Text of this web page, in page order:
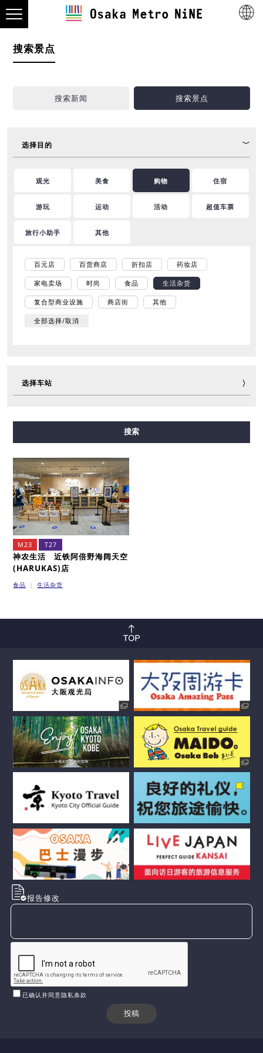
搜索景点
搜索新闻 搜索景点
选择目的
观光 美食 购物 住宿
游玩 运动 活动 超值车票
旅行小助手 其他
百元店 百货商店 折扣店 药妆店
家电卖场 时尚 食品 生活杂货
复合型商业设施 商店街 其他
全部选择/取消
选择车站
搜索
M23 T27
神农生活 近铁阿倍野海阔天空
(HARUKAS)店
食品 生活杂货
报告修改
已确认并同意隐私条款